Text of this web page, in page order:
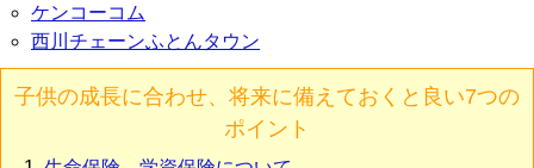
ケンコーコム
西川チェーンふとんタウン
子供の成長に合わせ、将来に備えておくと良い7つの
ポイント